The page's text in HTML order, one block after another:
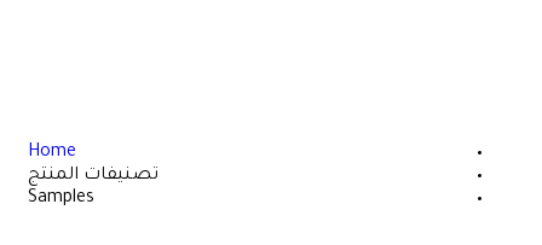
تصنيفات المنتج
Samples